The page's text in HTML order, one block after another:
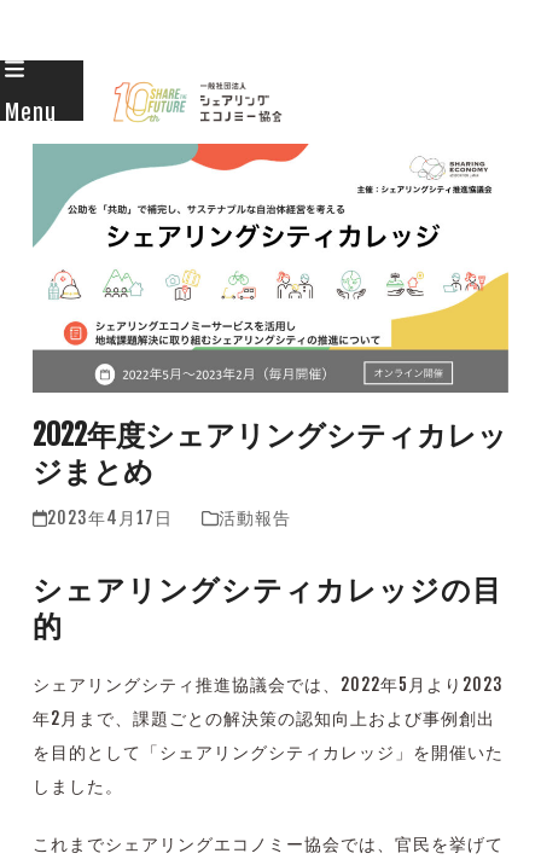
Skip
to
content
Menu
2022年度シェアリングシティカレッ
ジまとめ
2023年4月17日 活動報告
シェアリングシティカレッジの目
的
シェアリングシティ推進協議会では、2022年5月より2023
年2月まで、課題ごとの解決策の認知向上および事例創出
を目的として「シェアリングシティカレッジ」を開催いた
しました。
これまでシェアリングエコノミー協会では、官民を挙げて